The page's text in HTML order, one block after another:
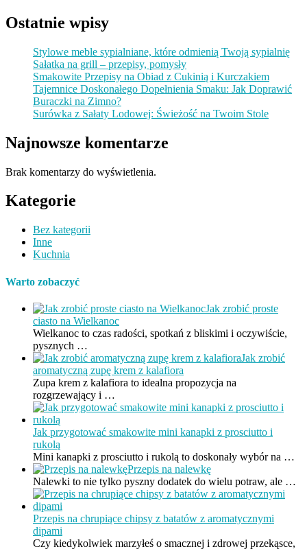
Ostatnie wpisy
Stylowe meble sypialniane, które odmienią Twoją sypialnię
Sałatka na grill – przepisy, pomysły
Smakowite Przepisy na Obiad z Cukinią i Kurczakiem
Tajemnice Doskonałego Dopełnienia Smaku: Jak Doprawić
Buraczki na Zimno?
Surówka z Sałaty Lodowej: Świeżość na Twoim Stole
Najnowsze komentarze
Brak komentarzy do wyświetlenia.
Kategorie
Bez kategorii
Inne
Kuchnia
Warto zobaczyć
Jak zrobić proste
ciasto na Wielkanoc
Wielkanoc to czas radości, spotkań z bliskimi i oczywiście,
pysznych …
Jak zrobić
aromatyczną zupę krem z kalafiora
Zupa krem z kalafiora to idealna propozycja na
rozgrzewający i …
Jak przygotować smakowite mini kanapki z prosciutto i
rukolą
Mini kanapki z prosciutto i rukolą to doskonały wybór na …
Przepis na nalewkę
Nalewki to nie tylko pyszny dodatek do wielu potraw, ale …
Przepis na chrupiące chipsy z batatów z aromatycznymi
dipami
Czy kiedykolwiek marzyłeś o smacznej i zdrowej przekąsce,